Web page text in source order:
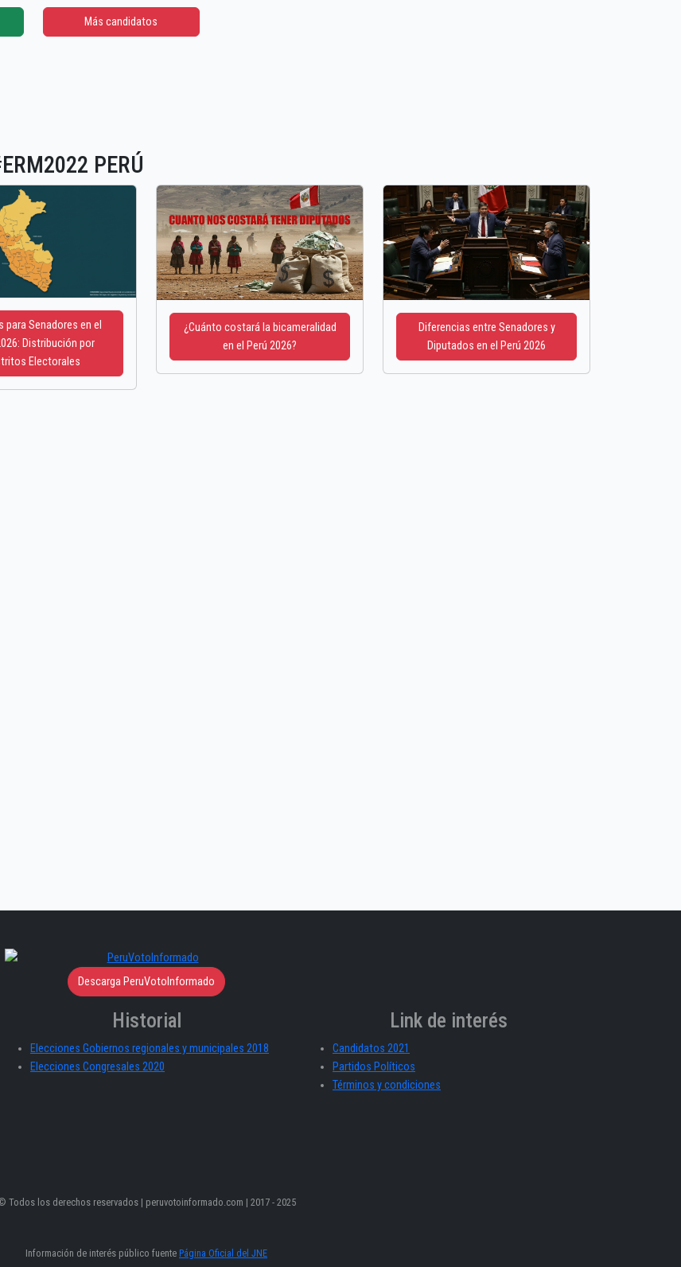
Más candidatos
PERÚ
para Senadores en el
Distribución por
Electorales
¿Cuánto costará la bicameralidad
en el Perú 2026?
Diferencias entre Senadores y
Diputados en el Perú 2026
Descarga PeruVotoInformado
Historial
Elecciones Gobiernos regionales y municipales 2018
Elecciones Congresales 2020
Link de interés
Candidatos 2021
Partidos Políticos
Términos y condiciones
Todos los derechos reservados | peruvotoinformado.com | 2017 - 2025
Información de interés público fuente Página Oficial del JNE